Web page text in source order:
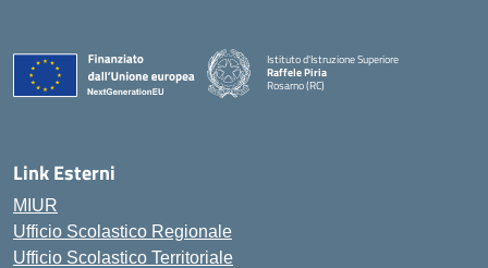
Istituto d'Istruzione Superiore
Raffele Piria
Rosarno (RC)
Link Esterni
MIUR
Ufficio Scolastico Regionale
Ufficio Scolastico Territoriale